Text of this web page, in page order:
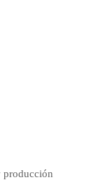
producción